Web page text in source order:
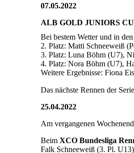
07.05.2022
ALB GOLD JUNIORS
Bei bestem Wetter und in
2. Platz: Matti Schneeweiß
3. Platz: Luna Böhm (U7),
4. Platz: Nora Böhm (U7),
Weitere Ergebnisse: Fiona
Das nächste Rennen der
25.04.2022
Am vergangenen
Beim XCO Bundesliga
Falk Schneeweiß (3. Pl.